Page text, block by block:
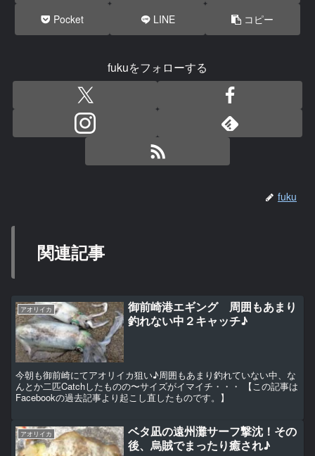
Pocket LINE コピー
fukuをフォローする
fuku
関連記事
アオリイカ
御前崎港エギング 周囲もあまり
釣れない中２キャッチ♪
今朝も御前崎にてアオリイカ狙い♪周囲もあまり釣れていない中、な
んとか二匹Catchしたものの〜サイズがイマイチ・・・ 【この記事は
Facebookの過去記事より起こし直したものです。】
アオリイカ
ベタ凪の遠州灘サーフ撃沈！その
後、烏賊でまったり癒され♪